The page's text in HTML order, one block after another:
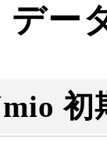
ー
初